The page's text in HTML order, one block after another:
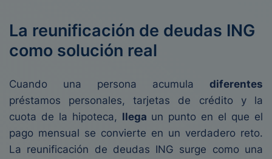
La reunificación de deudas ING
como solución real
Cuando una persona acumula diferentes
préstamos personales, tarjetas de crédito y la
cuota de la hipoteca, llega un punto en el que el
pago mensual se convierte en un verdadero reto.
La reunificación de deudas ING surge como una